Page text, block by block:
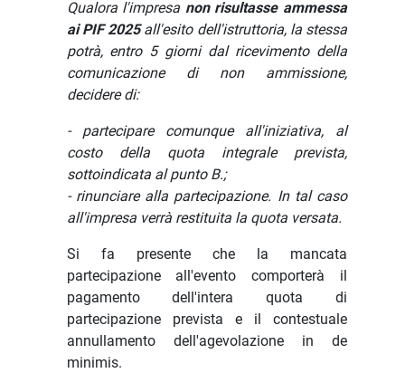
Qualora l'impresa non risultasse ammessa
ai PIF 2025all'esito dell'istruttoria, la stessa
potrà, entro 5 giorni dal ricevimento della
comunicazione di non ammissione,
decidere di:
- partecipare comunque all'iniziativa, al
costo della quota integrale prevista,
sottoindicata al punto B.;
- rinunciare alla partecipazione. In tal caso
all'impresa verrà restituita la quota versata.
Si fa presente che la mancata
partecipazione all'evento comporterà il
pagamento dell'intera quota di
partecipazione prevista e il contestuale
annullamento dell'agevolazione in de
minimis.